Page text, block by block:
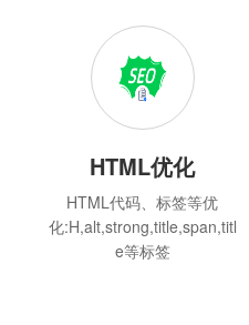
HTML优化
HTML代码、标签等优
化:H,alt,strong,title,span,titl
e等标签